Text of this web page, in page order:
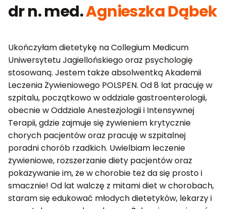
dr n. med.Agnieszka Dąbek
Ukończyłam dietetykę na Collegium Medicum
Uniwersytetu Jagiellońskiego oraz psychologię
stosowaną. Jestem także absolwentką Akademii
Leczenia Żywieniowego POLSPEN. Od 8 lat pracuję w
szpitalu, początkowo w oddziale gastroenterologii,
obecnie w Oddziale Anestezjologii i Intensywnej
Terapii, gdzie zajmuje się żywieniem krytycznie
chorych pacjentów oraz pracuję w szpitalnej
poradni chorób rzadkich. Uwielbiam leczenie
żywieniowe, rozszerzanie diety pacjentów oraz
pokazywanie im, że w chorobie też da się prosto i
smacznie! Od lat walczę z mitami diet w chorobach,
staram się edukować młodych dietetyków, lekarzy i